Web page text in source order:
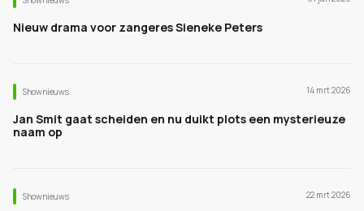
Nieuw drama voor zangeres Sieneke Peters
Shownieuws 14 mrt 2026
Jan Smit gaat scheiden en nu duikt plots een mysterieuze
naam op
Shownieuws 22 mrt 2026